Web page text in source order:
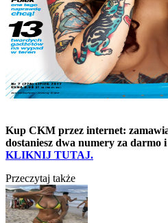
Kup CKM przez internet:
dostaniesz dwa numery za darmo
KLIKNIJ TUTAJ.
Przeczytaj także